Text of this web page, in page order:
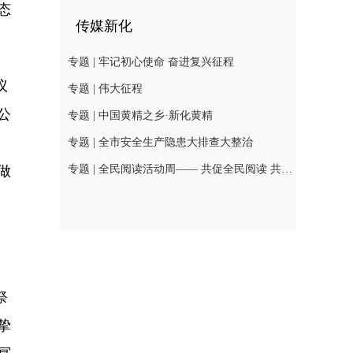
传媒新化
专题 | 牢记初心使命 奋进复兴征程
专题 | 伟大征程
专题 | 中国黄精之乡·新化黄精
专题 | 全市安全生产隐患大排查大整治
专题 | 全民阅读活动周—— 共促全民阅读 共建书香社会